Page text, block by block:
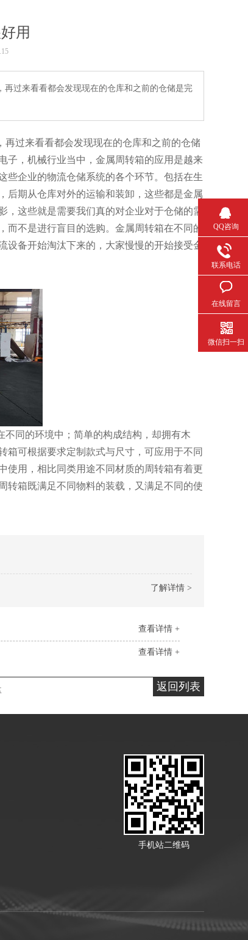
用
过来看看都会发现现在的仓库和之前的仓储是完
过来看看都会发现现在的仓库和之前的仓储
子，机械行业当中，金属周转箱的应用是越来
些企业的物流仓储系统的各个环节。包括在生
后期从仓库对外的运输和装卸，这些都是金属
这些就是需要我们真的对企业对于仓储的需
不是进行盲目的选购。金属周转箱在不同的
备开始淘汰下来的，大家慢慢的开始接受金
同的环境中；简单的构成结构，却拥有木
箱可根据要求定制款式与尺寸，可应用于不同
使用，相比同类用途不同材质的周转箱有着更
转箱既满足不同物料的装载，又满足不同的使
了解详情 >
查看详情 +
查看详情 +
返回列表
手机站二维码
QQ咨询
联系电话
在线留言
微信扫一扫